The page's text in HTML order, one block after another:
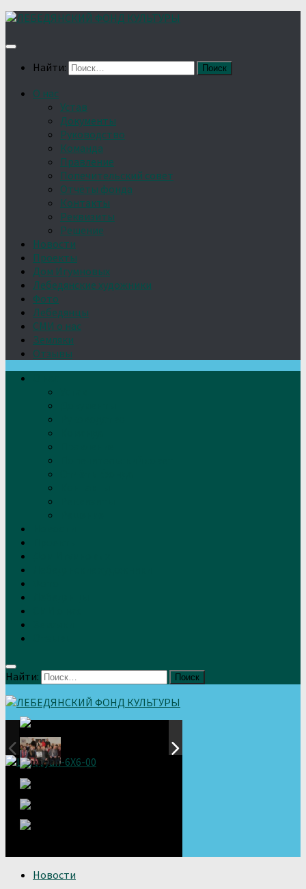
Найти:
О нас
Устав
Документы
Руководство
Команда
Правление
Попечительский совет
Отчёты фонда
Контакты
Реквизиты
Решение
Новости
Проекты
Дом Игумновых
Лебедянские художники
Фото
Лебедянцы
СМИ о нас
Земляки
Отзывы
Найти:
Новости